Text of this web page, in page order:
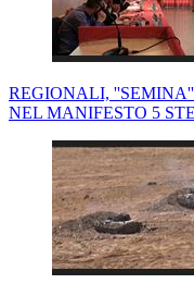
REGIONALI,
NEL MANIFESTO 5